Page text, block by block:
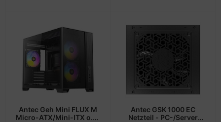
Antec Geh Mini FLUX M
Micro-ATX/Mini-ITX o.N.
Antec GSK 1000 EC
Netzteil - PC-/Server